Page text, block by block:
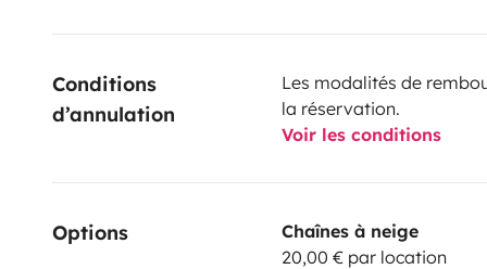
Conditions
d’annulation
Les modalités de
la réservation.
Voir les conditions
Options
Chaînes à neige
20,00 € par location